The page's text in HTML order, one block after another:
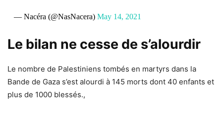
— Nacéra (@NasNacera) May 14, 2021
Le bilan ne cesse de s’alourdir
Le nombre de Palestiniens tombés en martyrs dans la
Bande de Gaza s’est alourdi à 145 morts dont 40 enfants et
plus de 1000 blessés.,